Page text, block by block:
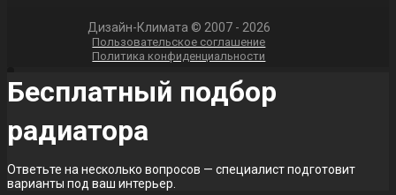
Дизайн-Климата © 2007 - 2026
Пользовательское соглашение
Политика конфиденциальности
Бесплатный подбор
радиатора
Ответьте на несколько вопросов — специалист подготовит
варианты под ваш интерьер.